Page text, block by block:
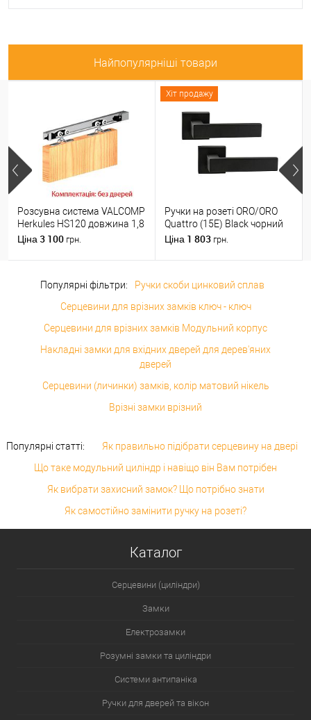
Найпопулярніші товари
Розсувна система VALCOMP
Herkules HS120 довжина 1,8
м на 1 полотно вагою до
Ціна 3 100 грн.
Хіт продажу
Ручки на розеті ORO/ORO
Quattro (15E) Black чорний
матовий
Ціна 1 803 грн.
Популярні фільтри:
Ручки скоби цинковий сплав
Серцевини для врізних замків ключ - ключ
Серцевини для врізних замків Модульний корпус
Накладні замки для вхідних дверей для дерев'яних
дверей
Серцевини (личинки) замків, колір матовий нікель
Врізні замки врізний
Популярні статті:
Як правильно підібрати серцевину на двері
Що таке модульний циліндр і навіщо він Вам потрібен
Як вибрати захисний замок? Що потрібно знати
Як самостійно замінити ручку на розеті?
Каталог
Серцевини (циліндри)
Замки
Електрозамки
Розумні замки та циліндри
Системи антипаніка
Ручки для дверей та вікон